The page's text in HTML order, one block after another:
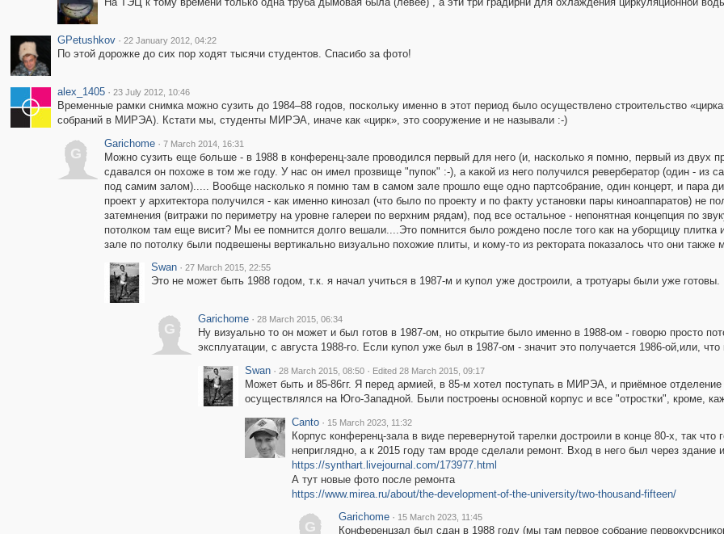
GPetushkov · 22 January 2012, 04:22
По этой дорожке до сих пор ходят тысячи студентов. Спасибо за фото!
alex_1405 · 23 July 2012, 10:46
Временные рамки снимка можно сузить до 1984–88 годов, поскольку именно в этот период было осуществлено строительство
собраний в МИРЭА). Кстати мы, студенты МИРЭА, иначе как «цирк», это сооружение и не называли :-)
G
Garichome · 7 March 2014, 16:31
Можно сузить еще больше - в 1988 в конференц-зале проводился первый для него (и, насколько я помню, первый из двух
сдавался он похоже в том же году. У нас он имел прозвище "пупок" :-), а какой из него получился ревербератор (один - из
под самим залом)..... Вообще насколько я помню там в самом зале прошло еще одно партсобрание, один концерт, и пара
проект у архитектора получился - как именно кинозал (что было по проекту и по факту установки пары киноаппаратов) не
затемнения (витражи по периметру на уровне галереи по верхним рядам), под все остальное - непонятная концепция по
потолком там еще висит? Мы ее помнится долго вешали....Это помнится было рождено после того как на уборщицу плитка
зале по потолку были подвешены вертикально визуально похожие плиты, и кому-то из ректората показалось что они также
Swan · 27 March 2015, 22:55
Это не может быть 1988 годом, т.к. я начал учиться в 1987-м и купол уже достроили, а тротуары были уже готовы.
G
Garichome · 28 March 2015, 06:34
Ну визуально то он может и был готов в 1987-ом, но открытие было именно в 1988-ом - говорю просто
эксплуатации, с августа 1988-го. Если купол уже был в 1987-ом - значит это получается 1986-ой,или,
Swan · 28 March 2015, 08:50 · Edited 28 March 2015, 09:17
Может быть и 85-86гг. Я перед армией, в 85-м хотел поступать в МИРЭА, и приёмное
осуществлялся на Юго-Западной. Были построены основной корпус и все "отростки", кроме,
Canto · 15 March 2023, 11:32
Корпус конференц-зала в виде перевернутой тарелки достроили в конце 80-х, так
неприглядно, а к 2015 году там вроде сделали ремонт. Вход в него был через здание
https://synthart.livejournal.com/173977.html
А тут новые фото после ремонта
https://www.mirea.ru/about/the-development-of-the-university/two-thousand-fifteen/
G
Garichome · 15 March 2023, 11:45
Конференцзал был сдан в 1988 году (мы там первое собрание